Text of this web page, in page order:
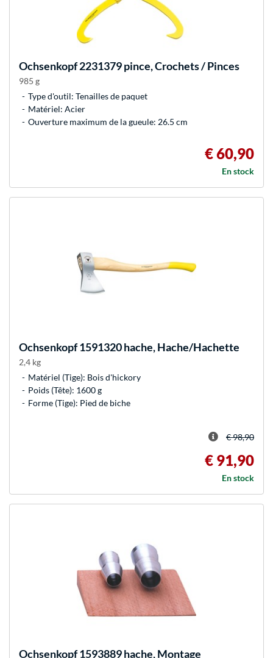
Ochsenkopf2231379 pince, Crochets / Pinces
985 g
Type d'outil: Tenailles de paquet
Matériel: Acier
Ouverture maximum de la gueule: 26.5 cm
€ 60,90
En stock
Ochsenkopf1591320 hache, Hache/Hachette
2,4 kg
Matériel (Tige): Bois d'hickory
Poids (Tête): 1600 g
Forme (Tige): Pied de biche
€ 98,90
€ 91,90
En stock
Ochsenkopf1593889 hache, Montage